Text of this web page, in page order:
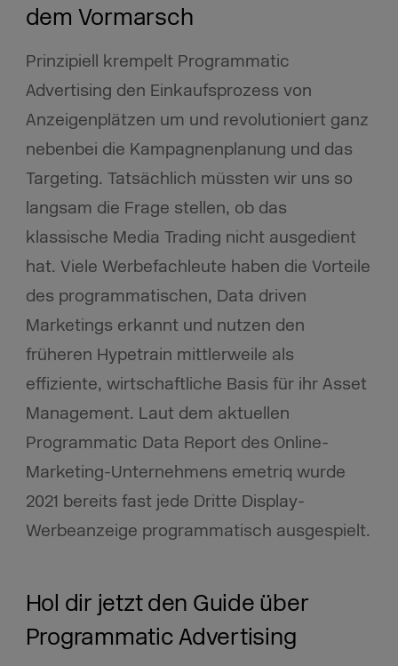
dem Vormarsch
Prinzipiell krempelt Programmatic
Advertising den Einkaufsprozess von
Anzeigenplätzen um und revolutioniert ganz
nebenbei die Kampagnenplanung und das
Targeting. Tatsächlich müssten wir uns so
langsam die Frage stellen, ob das
klassische Media Trading nicht ausgedient
hat. Viele Werbefachleute haben die Vorteile
des programmatischen, Data driven
Marketings erkannt und nutzen den
früheren Hypetrain mittlerweile als
effiziente, wirtschaftliche Basis für ihr Asset
Management. Laut dem aktuellen
Programmatic Data Report des Online-
Marketing-Unternehmens emetriq wurde
2021 bereits fast jede Dritte Display-
Werbeanzeige programmatisch ausgespielt.
Hol dir jetzt den Guide über
Programmatic Advertising